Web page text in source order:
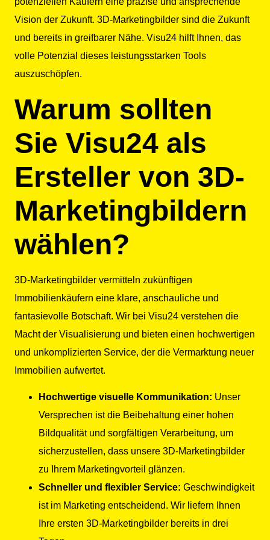
Vision der Zukunft. 3D-Marketingbilder sind die Zukunft
und bereits in greifbarer Nähe. Visu24 hilft Ihnen, das
volle Potenzial dieses leistungsstarken Tools
auszuschöpfen.
Warum sollten
Sie Visu24 als
Ersteller von 3D-
Marketingbildern
wählen?
3D-Marketingbilder vermitteln zukünftigen
Immobilienkäufern eine klare, anschauliche und
fantasievolle Botschaft. Wir bei Visu24 verstehen die
Macht der Visualisierung und bieten einen hochwertigen
und unkomplizierten Service, der die Vermarktung neuer
Immobilien aufwertet.
Hochwertige visuelle Kommunikation: Unser
Versprechen ist die Beibehaltung einer hohen
Bildqualität und sorgfältigen Verarbeitung, um
sicherzustellen, dass unsere 3D-Marketingbilder
zu Ihrem Marketingvorteil glänzen.
Schneller und flexibler Service: Geschwindigkeit
ist im Marketing entscheidend. Wir liefern Ihnen
Ihre ersten 3D-Marketingbilder bereits in drei